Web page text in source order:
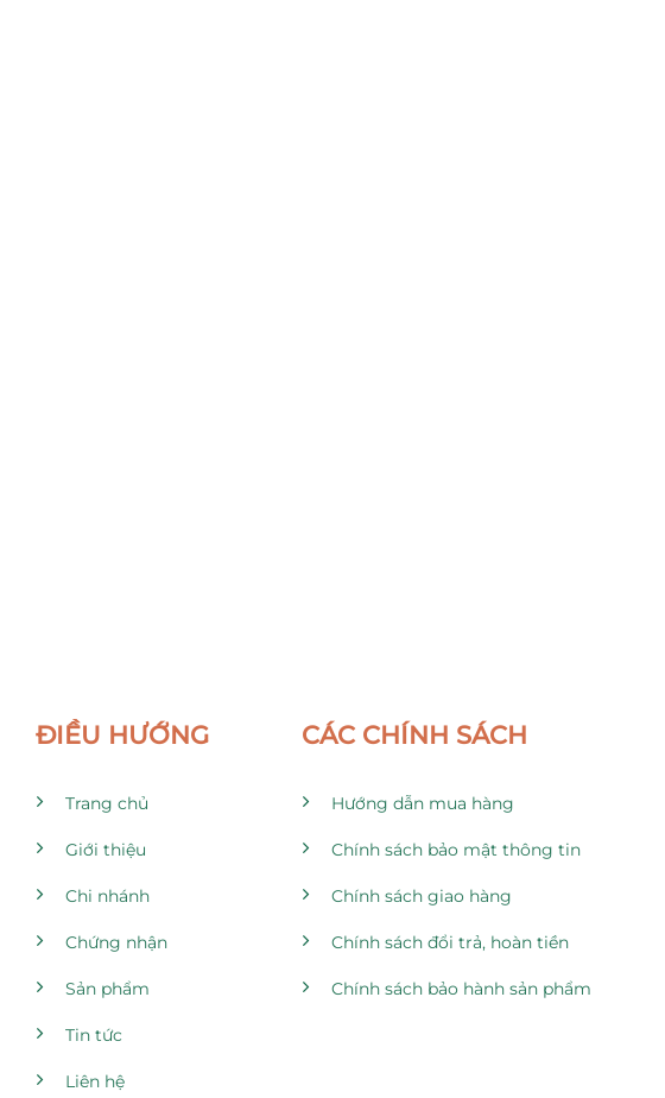
ĐIỀU HƯỚNG
Trang chủ
Giới thiệu
Chi nhánh
Chứng nhận
Sản phẩm
Tin tức
Liên hệ
CÁC CHÍNH SÁCH
Hướng dẫn mua hàng
Chính sách bảo mật thông tin
Chính sách giao hàng
Chính sách đổi trả, hoàn tiền
Chính sách bảo hành sản phẩm